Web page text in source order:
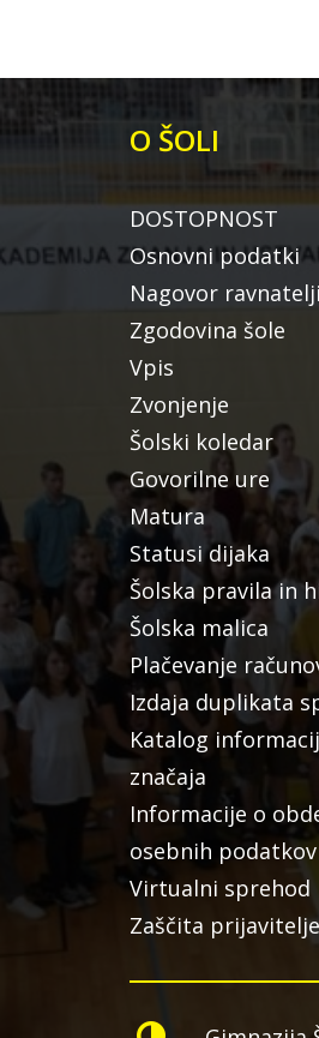
O ŠOLI
DOSTOPNOST
Osnovni podatki
Nagovor
Zgodovina šole
Vpis
Zvonjenje
Šolski koledar
Govorilne ure
Matura
Statusi dijaka
Šolska pravila in
Šolska malica
Plačevanje
Izdaja duplikata
Katalog
značaja
Informacije o
osebnih podatkov
Virtualni sprehod
Zaščita